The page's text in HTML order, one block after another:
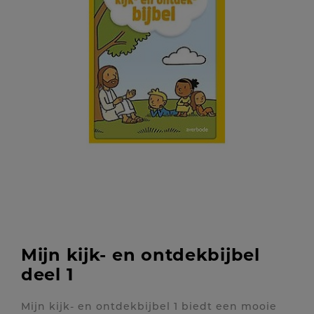
Mijn kijk- en ontdekbijbel
deel 1
Mijn kijk- en ontdekbijbel 1 biedt een mooie